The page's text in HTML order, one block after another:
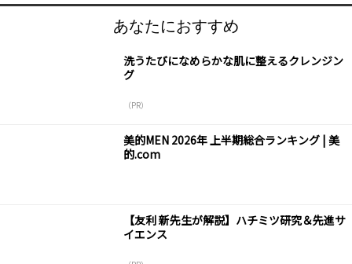
あなたにおすすめ
洗うたびになめらかな肌に整えるクレンジン
グ
（PR）
美的MEN 2026年 上半期総合ランキング | 美
的.com
【友利 新先生が解説】ハチミツ研究＆先進サ
イエンス